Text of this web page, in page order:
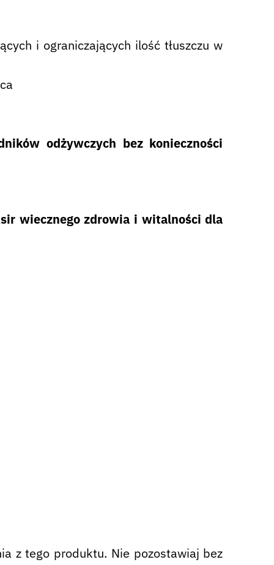
i ograniczających ilość tłuszczu w
odżywczych bez konieczności
wiecznego zdrowia i witalności dla
z tego produktu. Nie pozostawiaj bez